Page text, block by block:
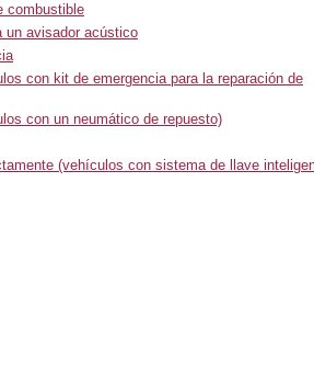
combustible
un avisador acústico
con kit de emergencia para la reparación de
con un neumático de repuesto)
(vehículos con sistema de llave